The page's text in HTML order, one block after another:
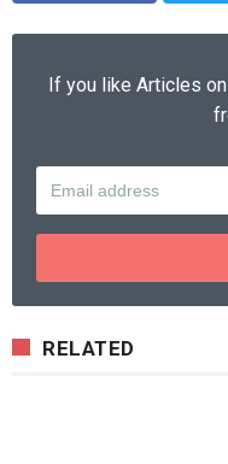
If you like Articles
RELATED